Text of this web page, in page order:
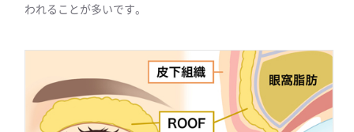
われることが多いです。